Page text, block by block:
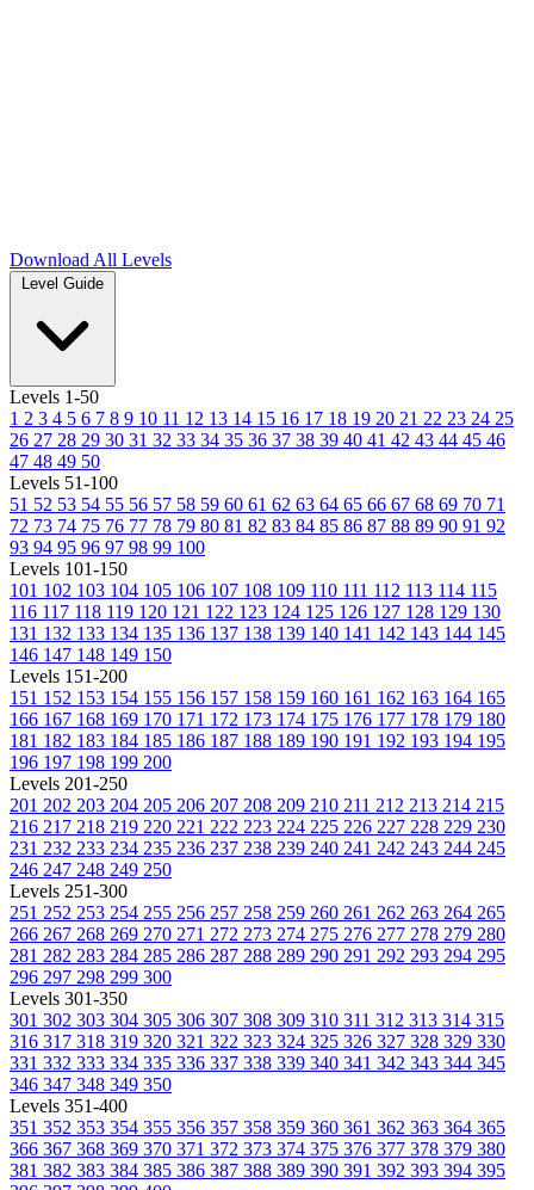
Download All Levels
Level Guide
Levels 1-50
1 2 3 4 5 6 7 8 9 10 11 12 13 14 15 16 17 18 19 20 21 22 23 24 25
26 27 28 29 30 31 32 33 34 35 36 37 38 39 40 41 42 43 44 45 46
47 48 49 50
Levels 51-100
51 52 53 54 55 56 57 58 59 60 61 62 63 64 65 66 67 68 69 70 71
72 73 74 75 76 77 78 79 80 81 82 83 84 85 86 87 88 89 90 91 92
93 94 95 96 97 98 99 100
Levels 101-150
101 102 103 104 105 106 107 108 109 110 111 112 113 114 115
116 117 118 119 120 121 122 123 124 125 126 127 128 129 130
131 132 133 134 135 136 137 138 139 140 141 142 143 144 145
146 147 148 149 150
Levels 151-200
151 152 153 154 155 156 157 158 159 160 161 162 163 164 165
166 167 168 169 170 171 172 173 174 175 176 177 178 179 180
181 182 183 184 185 186 187 188 189 190 191 192 193 194 195
196 197 198 199 200
Levels 201-250
201 202 203 204 205 206 207 208 209 210 211 212 213 214 215
216 217 218 219 220 221 222 223 224 225 226 227 228 229 230
231 232 233 234 235 236 237 238 239 240 241 242 243 244 245
246 247 248 249 250
Levels 251-300
251 252 253 254 255 256 257 258 259 260 261 262 263 264 265
266 267 268 269 270 271 272 273 274 275 276 277 278 279 280
281 282 283 284 285 286 287 288 289 290 291 292 293 294 295
296 297 298 299 300
Levels 301-350
301 302 303 304 305 306 307 308 309 310 311 312 313 314 315
316 317 318 319 320 321 322 323 324 325 326 327 328 329 330
331 332 333 334 335 336 337 338 339 340 341 342 343 344 345
346 347 348 349 350
Levels 351-400
351 352 353 354 355 356 357 358 359 360 361 362 363 364 365
366 367 368 369 370 371 372 373 374 375 376 377 378 379 380
381 382 383 384 385 386 387 388 389 390 391 392 393 394 395